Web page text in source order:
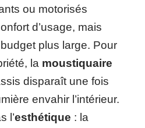
ou motorisés
d’usage, mais
plus large. Pour
la moustiquaire
disparaît une fois
envahir l’intérieur.
l’esthétique : la